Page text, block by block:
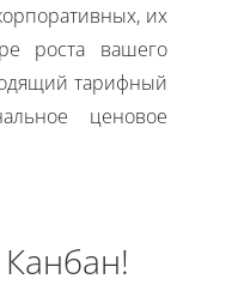
их
роста вашего
тарифный
ценовое
Канбан!